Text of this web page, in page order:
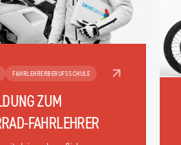
FAHRLEHRERBERUFSSCHULE
ZUM
FAHRLEHRER